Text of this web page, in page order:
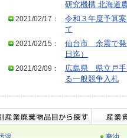
研究機構 北海道
2021/02/17：
令和３年度予算
て
2021/02/15：
仙台市 余震で発
日迄）
2021/02/09：
広島県 県立戸手
る一般競争入札